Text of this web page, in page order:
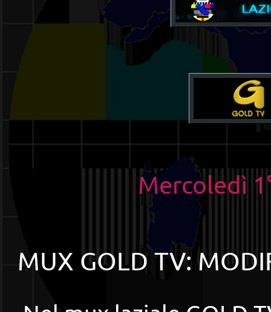
Mercoledì
MUX GOLD TV: